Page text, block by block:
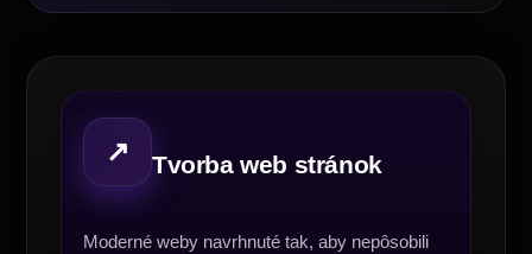
↗ Tvorba web stránok
Moderné weby navrhnuté tak, aby nepôsobili